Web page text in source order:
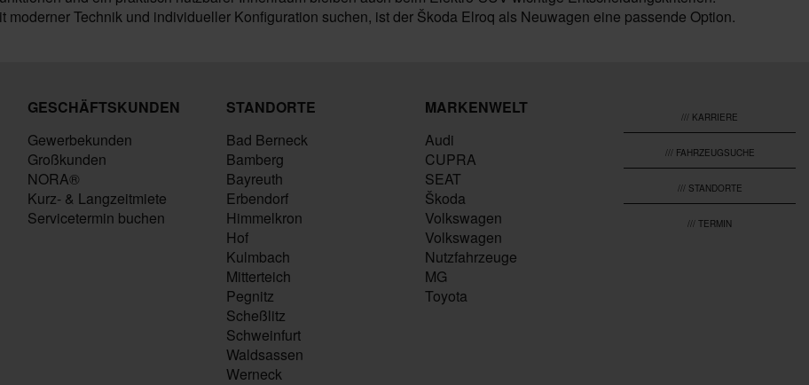
Technik und individueller Konfiguration suchen, ist der Škoda Elroq als Neuwagen eine passende Option.
GESCHÄFTSKUNDEN
Gewerbekunden
Großkunden
NORA®
Kurz- & Langzeitmiete
Servicetermin buchen
STANDORTE
Bad Berneck
Bamberg
Bayreuth
Erbendorf
Himmelkron
Hof
Kulmbach
Mitterteich
Pegnitz
Scheßlitz
Schweinfurt
Waldsassen
Werneck
MARKENWELT
Audi
CUPRA
SEAT
Škoda
Volkswagen
Volkswagen
Nutzfahrzeuge
MG
Toyota
/// KARRIERE
/// FAHRZEUGSUCHE
/// STANDORTE
/// TERMIN